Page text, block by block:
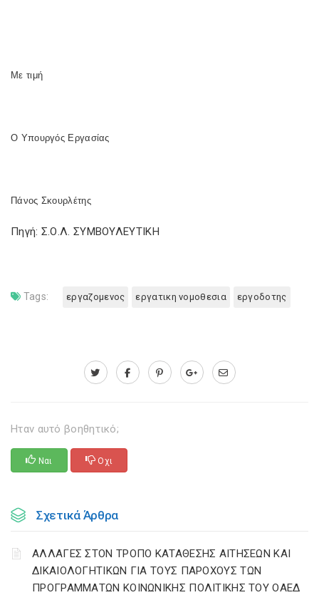
Με τιμή
Ο Υπουργός Εργασίας
Πάνος Σκουρλέτης
Πηγή: Σ.Ο.Λ. ΣΥΜΒΟΥΛΕΥΤΙΚΗ
Tags: εργαζομενος εργατικη νομοθεσια εργοδοτης
Ηταν αυτό βοηθητικό;
Ναι Οχι
Σχετικά Άρθρα
ΑΛΛΑΓΕΣ ΣΤΟΝ ΤΡΟΠΟ ΚΑΤΑΘΕΣΗΣ ΑΙΤΗΣΕΩΝ ΚΑΙ
ΔΙΚΑΙΟΛΟΓΗΤΙΚΩΝ ΓΙΑ ΤΟΥΣ ΠΑΡΟΧΟΥΣ ΤΩΝ
ΠΡΟΓΡΑΜΜΑΤΩΝ ΚΟΙΝΩΝΙΚΗΣ ΠΟΛΙΤΙΚΗΣ ΤΟΥ ΟΑΕΔ